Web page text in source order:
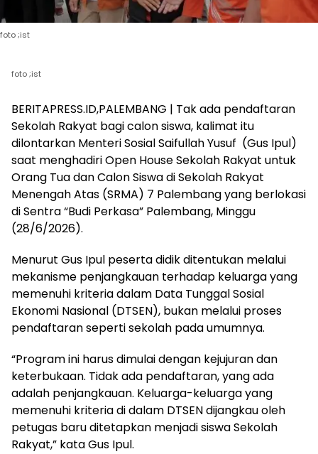
foto ;ist
foto ;ist
BERITAPRESS.ID,PALEMBANG | Tak ada pendaftaran
Sekolah Rakyat bagi calon siswa, kalimat itu
dilontarkan Menteri Sosial Saifullah Yusuf (Gus Ipul)
saat menghadiri Open House Sekolah Rakyat untuk
Orang Tua dan Calon Siswa di Sekolah Rakyat
Menengah Atas (SRMA) 7 Palembang yang berlokasi
di Sentra “Budi Perkasa” Palembang, Minggu
(28/6/2026).
Menurut Gus Ipul peserta didik ditentukan melalui
mekanisme penjangkauan terhadap keluarga yang
memenuhi kriteria dalam Data Tunggal Sosial
Ekonomi Nasional (DTSEN), bukan melalui proses
pendaftaran seperti sekolah pada umumnya.
“Program ini harus dimulai dengan kejujuran dan
keterbukaan. Tidak ada pendaftaran, yang ada
adalah penjangkauan. Keluarga-keluarga yang
memenuhi kriteria di dalam DTSEN dijangkau oleh
petugas baru ditetapkan menjadi siswa Sekolah
Rakyat,” kata Gus Ipul.